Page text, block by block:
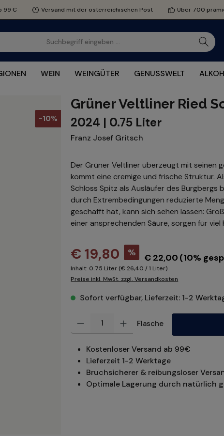
99 € Versand mit der österreichischen Post Über 700
WEIN WEINGÜTER GENUSSWELT
-10%
Grüner Veltliner Ried
2024 | 0.75 Liter
Franz Josef Gritsch
Der Grüner Veltliner überzeugt mit seinen
kommt eine cremige und frische Struktur.
Schloss Spitz als Ausläufer des Burgbergs
durch Extrembedingungen reduzierte
geschafft hat, kann sich sehen lassen:
einer ansprechenden Säure, sorgen für
€ 19,80 % € 22,00(10%
Inhalt: 0.75 Liter (€ 26,40 / 1 Liter)
Preise inkl. MwSt. zzgl. Versandkosten
Sofort verfügbar, Lieferzeit: 1-2
Produkt Anzahl: Gib den gewünschten Wert ein
Flasche
Kostenloser Versand ab 99€
Lieferzeit 1-2 Werktage
Bruchsicherer & reibungsloser
Optimale Lagerung durch natürlich